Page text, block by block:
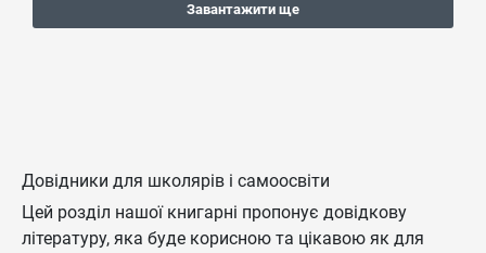
Завантажити ще
Довідники для школярів і самоосвіти
Цей розділ нашої книгарні пропонує довідкову
літературу, яка буде корисною та цікавою як для